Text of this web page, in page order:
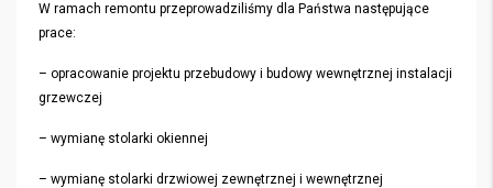
W ramach remontu przeprowadziliśmy dla Państwa następujące
prace:
– opracowanie projektu przebudowy i budowy wewnętrznej instalacji
grzewczej
– wymianę stolarki okiennej
– wymianę stolarki drzwiowej zewnętrznej i wewnętrznej